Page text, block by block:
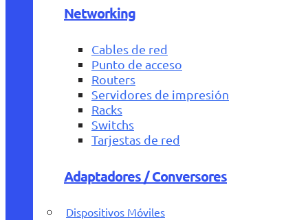
Networking
Cables de red
Punto de acceso
Routers
Servidores de impresión
Racks
Switchs
Tarjestas de red
Adaptadores / Conversores
Dispositivos Móviles